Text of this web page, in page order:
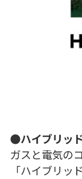
●ハイブリッ
ガスと電気の
「ハイブリッ